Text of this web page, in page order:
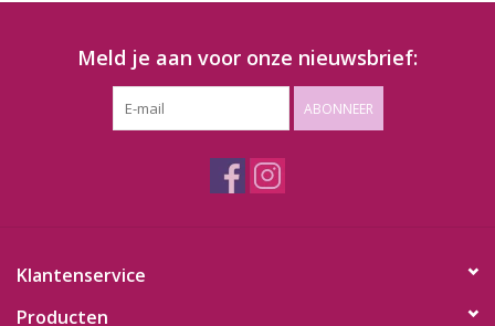
Meld je aan voor onze nieuwsbrief:
ABONNEER
Klantenservice
Producten